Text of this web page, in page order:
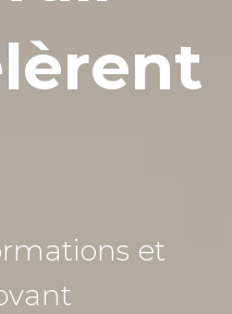
et